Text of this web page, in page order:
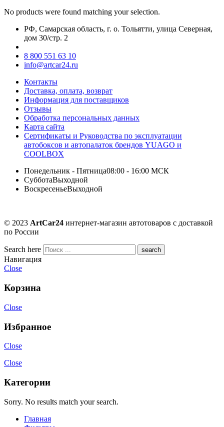
No products were found matching your selection.
РФ, Самарская область, г. о. Тольятти, улица Северная,
дом 30/стр. 2
8 800 551 63 10
info@artcar24.ru
Контакты
Доставка, оплата, возврат
Информация для поставщиков
Отзывы
Обработка персональных данных
Карта сайта
Сертификаты и Руководства по эксплуатации
автобоксов и автопалаток брендов YUAGO и
COOLBOX
Понедельник - Пятница08:00 - 16:00 МСК
СубботаВыходной
ВоскресеньеВыходной
© 2023 ArtCar24 интернет-магазин автотоваров с доставкой
по России
Search here
Навигация
Close
Корзина
Close
Избранное
Close
Close
Категории
Sorry. No results match your search.
Главная